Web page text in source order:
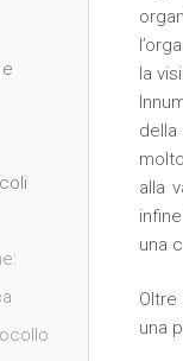
la
della
alla
una
una